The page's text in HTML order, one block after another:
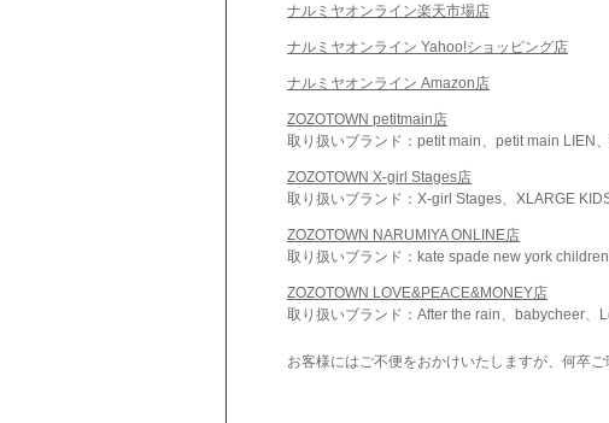
ナルミヤオンライン楽天市場店
ナルミヤオンライン Yahoo!ショッピング店
ナルミヤオンライン Amazon店
ZOZOTOWN petitmain店
取り扱いブランド：petit main、petit main LIEN
ZOZOTOWN X-girl Stages店
取り扱いブランド：X-girl Stages、XLARGE
ZOZOTOWN NARUMIYA ONLINE店
取り扱いブランド：kate spade new york
ZOZOTOWN LOVE&PEACE&MONEY店
取り扱いブランド：After the rain、babycheer
お客様にはご不便をおかけいたしますが、何卒